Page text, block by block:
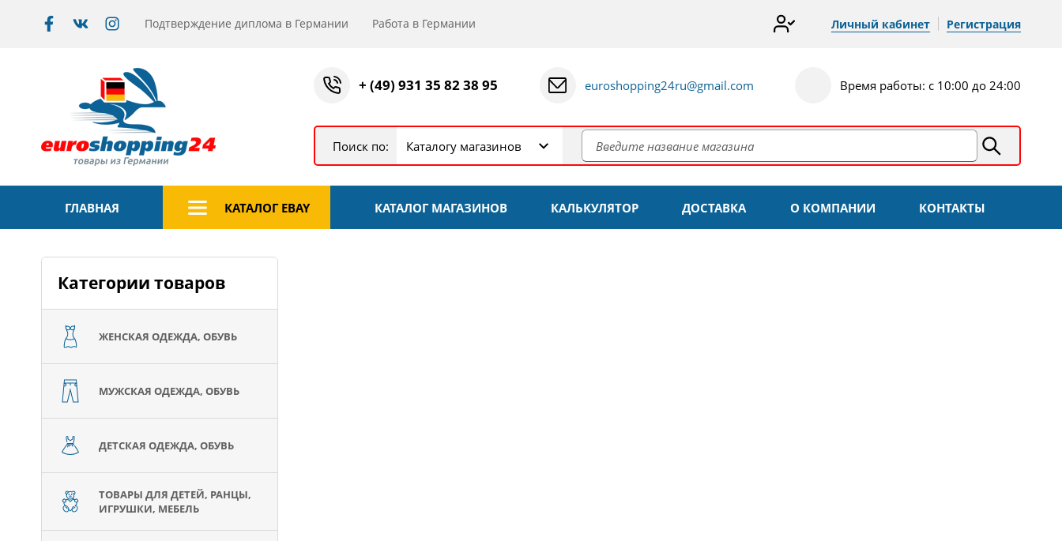
Подтверждение диплома в Германии Работа в Германии Личный кабинет Регистрация
+ (49) 931 35 82 38 95 euroshopping24ru@gmail.com Время работы: с 10:00 до 24:00
Поиск по: Каталогу магазинов
ГЛАВНАЯ КАТАЛОГ EBAY КАТАЛОГ МАГАЗИНОВ КАЛЬКУЛЯТОР ДОСТАВКА О КОМПАНИИ КОНТАКТЫ
Категории товаров
ЖЕНСКАЯ ОДЕЖДА, ОБУВЬ
МУЖСКАЯ ОДЕЖДА, ОБУВЬ
ДЕТСКАЯ ОДЕЖДА, ОБУВЬ
ТОВАРЫ ДЛЯ ДЕТЕЙ, РАНЦЫ,
ИГРУШКИ, МЕБЕЛЬ